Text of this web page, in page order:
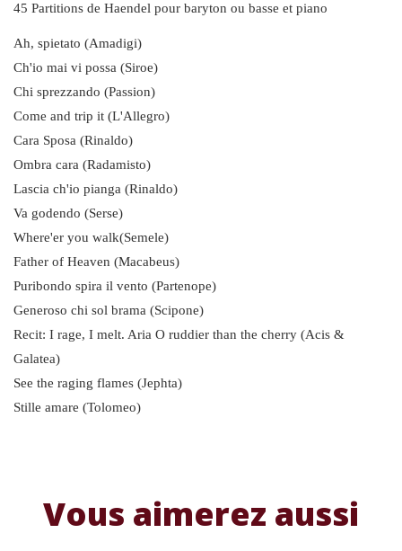
45 Partitions de Haendel pour baryton ou basse et piano
Ah, spietato (Amadigi)
Ch'io mai vi possa (Siroe)
Chi sprezzando (Passion)
Come and trip it (L'Allegro)
Cara Sposa (Rinaldo)
Ombra cara (Radamisto)
Lascia ch'io pianga (Rinaldo)
Va godendo (Serse)
Where'er you walk(Semele)
Father of Heaven (Macabeus)
Puribondo spira il vento (Partenope)
Generoso chi sol brama (Scipone)
Recit: I rage, I melt. Aria O ruddier than the cherry (Acis &
Galatea)
See the raging flames (Jephta)
Stille amare (Tolomeo)
Vous aimerez aussi